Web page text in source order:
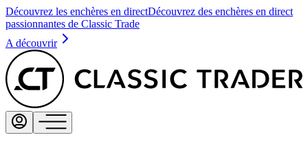
Découvrez les enchères en directDécouvrez des enchères en direct
passionnantes de Classic Trade
A découvrir